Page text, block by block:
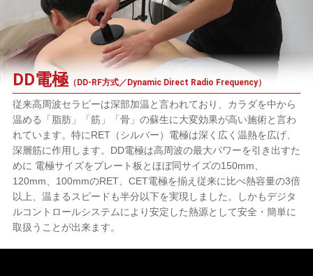
DD電極（DD-RF方式／Dynamic Direct Radio Frequency）
従来高周波セラピーは深部加温と言われており、カラダを中から
温める「脂肪」「筋」「骨」の蘇生に大変効果が高い施術と言わ
れています。特にRET（シルバー）電極は深く広く温熱を広げ、
深層筋に作用します。DD電極は高周波の最大パワーを引き出すた
めに 電極サイズをプレート板とほぼ同サイズの150mm、
120mm、100mmのRET、CET電極を揃え従来に比べ熱容量の3倍
以上、温まるスピードも半分以下を実現しました。しかもデジタ
ルコントロールシステムにより安定した熱源として安全・簡単に
取扱うことが出来ます。